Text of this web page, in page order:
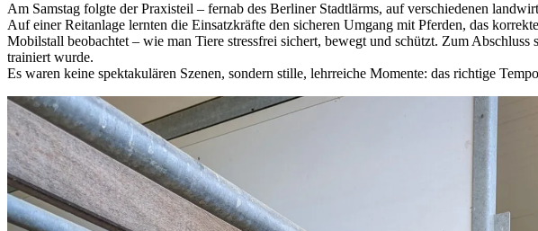
Am Samstag folgte der Praxisteil – fernab des Berliner Stadtlärms, auf verschiedenen
Auf einer Reitanlage lernten die Einsatzkräfte den sicheren Umgang mit Pferden, das
Mobilstall beobachtet – wie man Tiere stressfrei sichert, bewegt und schützt. Zum
trainiert wurde.
Es waren keine spektakulären Szenen, sondern stille, lehrreiche Momente: das richtige